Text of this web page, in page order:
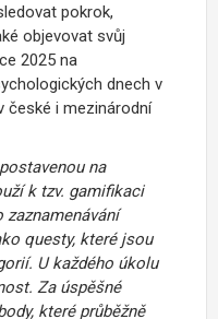
pokrok,
objevovat svůj
2025 na
dnech v
české i mezinárodní
na
k tzv. gamifikaci
questy, které jsou
U každého úkolu
Za úspěšné
které průběžně